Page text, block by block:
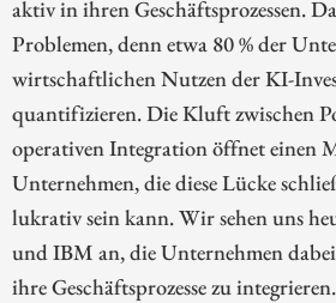
aktiv in ihren Geschäftsprozessen.
Problemen, denn etwa 80 % der
wirtschaftlichen Nutzen der KI-
quantifizieren. Die Kluft zwischen
operativen Integration öffnet einen
Unternehmen, die diese Lücke
lukrativ sein kann. Wir sehen uns
und IBM an, die Unternehmen
ihre Geschäftsprozesse zu integrieren.